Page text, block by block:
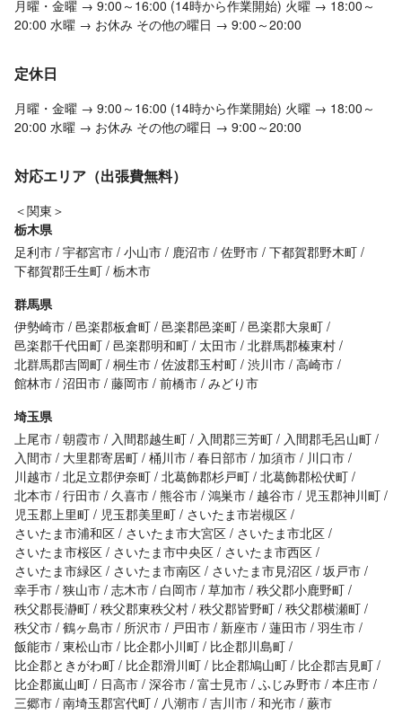
月曜・金曜 → 9:00～16:00 (14時から作業開始) 火曜 → 18:00～
20:00 水曜 → お休み その他の曜日 → 9:00～20:00
定休日
月曜・金曜 → 9:00～16:00 (14時から作業開始) 火曜 → 18:00～
20:00 水曜 → お休み その他の曜日 → 9:00～20:00
対応エリア（出張費無料）
＜関東＞
栃木県
足利市 宇都宮市 小山市 鹿沼市 佐野市 下都賀郡野木町
下都賀郡壬生町 栃木市
群馬県
伊勢崎市 邑楽郡板倉町 邑楽郡邑楽町 邑楽郡大泉町
邑楽郡千代田町 邑楽郡明和町 太田市 北群馬郡榛東村
北群馬郡吉岡町 桐生市 佐波郡玉村町 渋川市 高崎市
館林市 沼田市 藤岡市 前橋市 みどり市
埼玉県
上尾市 朝霞市 入間郡越生町 入間郡三芳町
入間郡毛呂山町
入間市
大里郡寄居町 桶川市 春日部市 加須市
川口市
川越市 北足立郡伊奈町 北葛飾郡杉戸町 北葛飾郡松伏町
北本市 行田市 久喜市 熊谷市 鴻巣市 越谷市
児玉郡神川町
児玉郡上里町
児玉郡美里町
さいたま市岩槻区
さいたま市浦和区
さいたま市大宮区
さいたま市北区
さいたま市桜区
さいたま市中央区
さいたま市西区
さいたま市緑区
さいたま市南区 さいたま市見沼区 坂戸市
幸手市 狭山市 志木市 白岡市 草加市 秩父郡小鹿野町
秩父郡長瀞町 秩父郡東秩父村 秩父郡皆野町 秩父郡横瀬町
秩父市 鶴ヶ島市 所沢市 戸田市 新座市 蓮田市 羽生市
飯能市 東松山市 比企郡小川町
比企郡川島町
比企郡ときがわ町
比企郡滑川町 比企郡鳩山町
比企郡吉見町
比企郡嵐山町
日高市 深谷市 富士見市 ふじみ野市 本庄市
三郷市 南埼玉郡宮代町 八潮市 吉川市 和光市 蕨市